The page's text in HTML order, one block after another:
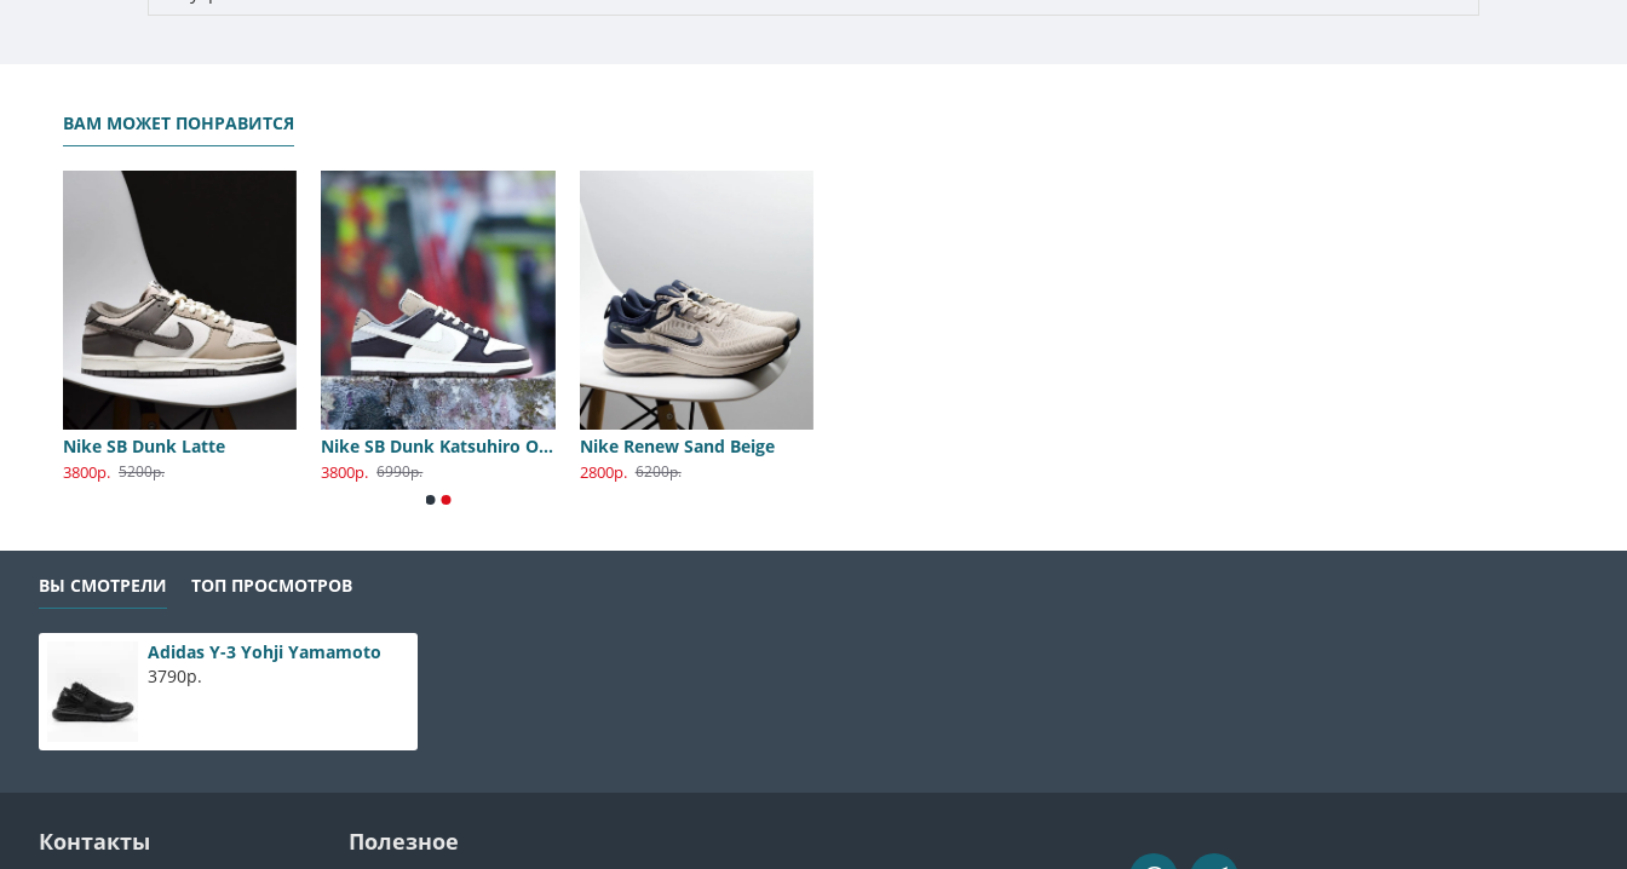
ВАМ МОЖЕТ ПОНРАВИТСЯ
Nike SB Dunk Latte
3800р. 5200р.
Nike SB Dunk Katsuhiro Otomo
3800р. 6990р.
Nike Renew Sand Beige
2800р. 6200р.
ВЫ СМОТРЕЛИ ТОП ПРОСМОТРОВ
Adidas Y-3 Yohji Yamamoto
3790р.
Контакты Полезное